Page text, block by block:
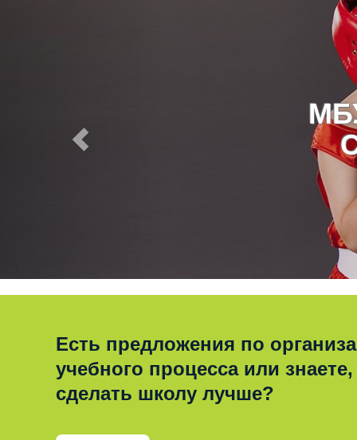
Есть предложения по
учебного процесса или знаете,
сделать школу лучше?